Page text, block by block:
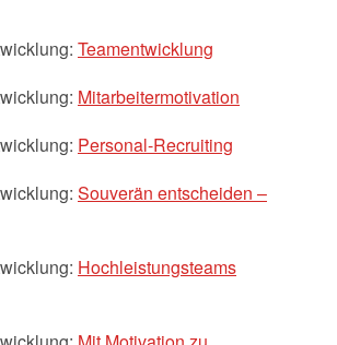
Teamentwicklung
Mitarbeitermotivation
Personal-Recruiting
Souverän entscheiden –
Hochleistungsteams